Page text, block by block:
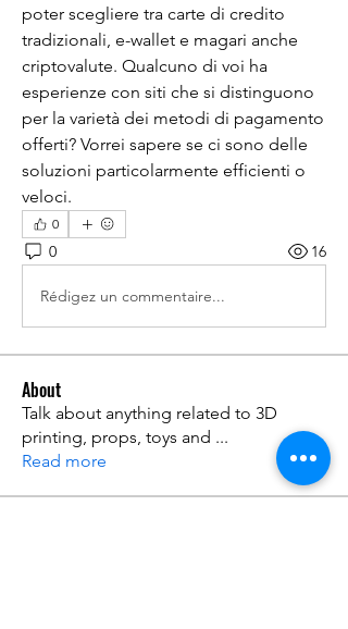
poter scegliere tra carte di credito
tradizionali, e-wallet e magari anche
criptovalute. Qualcuno di voi ha
esperienze con siti che si distinguono
per la varietà dei metodi di pagamento
offerti? Vorrei sapere se ci sono delle
soluzioni particolarmente efficienti o
veloci.
0
0 16
Rédigez un commentaire...
About
Talk about anything related to 3D
printing, props, toys and ...
Read more